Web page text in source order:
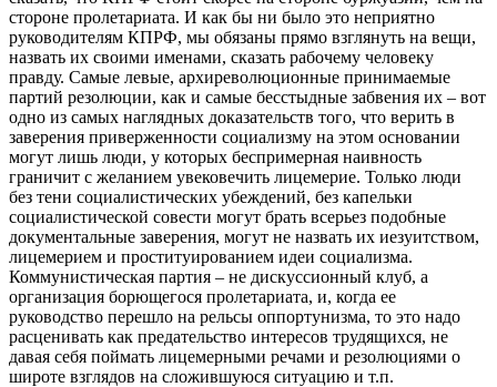
стороне пролетариата. И как бы ни было это неприятно
руководителям КПРФ, мы обязаны прямо взглянуть на вещи,
назвать их своими именами, сказать рабочему человеку
правду. Самые левые, архиреволюционные принимаемые
партий резолюции, как и самые бесстыдные забвения их – вот
одно из самых наглядных доказательств того, что верить в
заверения приверженности социализму на этом основании
могут лишь люди, у которых беспримерная наивность
граничит с желанием увековечить лицемерие. Только люди
без тени социалистических убеждений, без капельки
социалистической совести могут брать всерьез подобные
документальные заверения, могут не назвать их иезуитством,
лицемерием и проституированием идеи социализма.
Коммунистическая партия – не дискуссионный клуб, а
организация борющегося пролетариата, и, когда ее
руководство перешло на рельсы оппортунизма, то это надо
расценивать как предательство интересов трудящихся, не
давая себя поймать лицемерными речами и резолюциями о
широте взглядов на сложившуюся ситуацию и т.п.